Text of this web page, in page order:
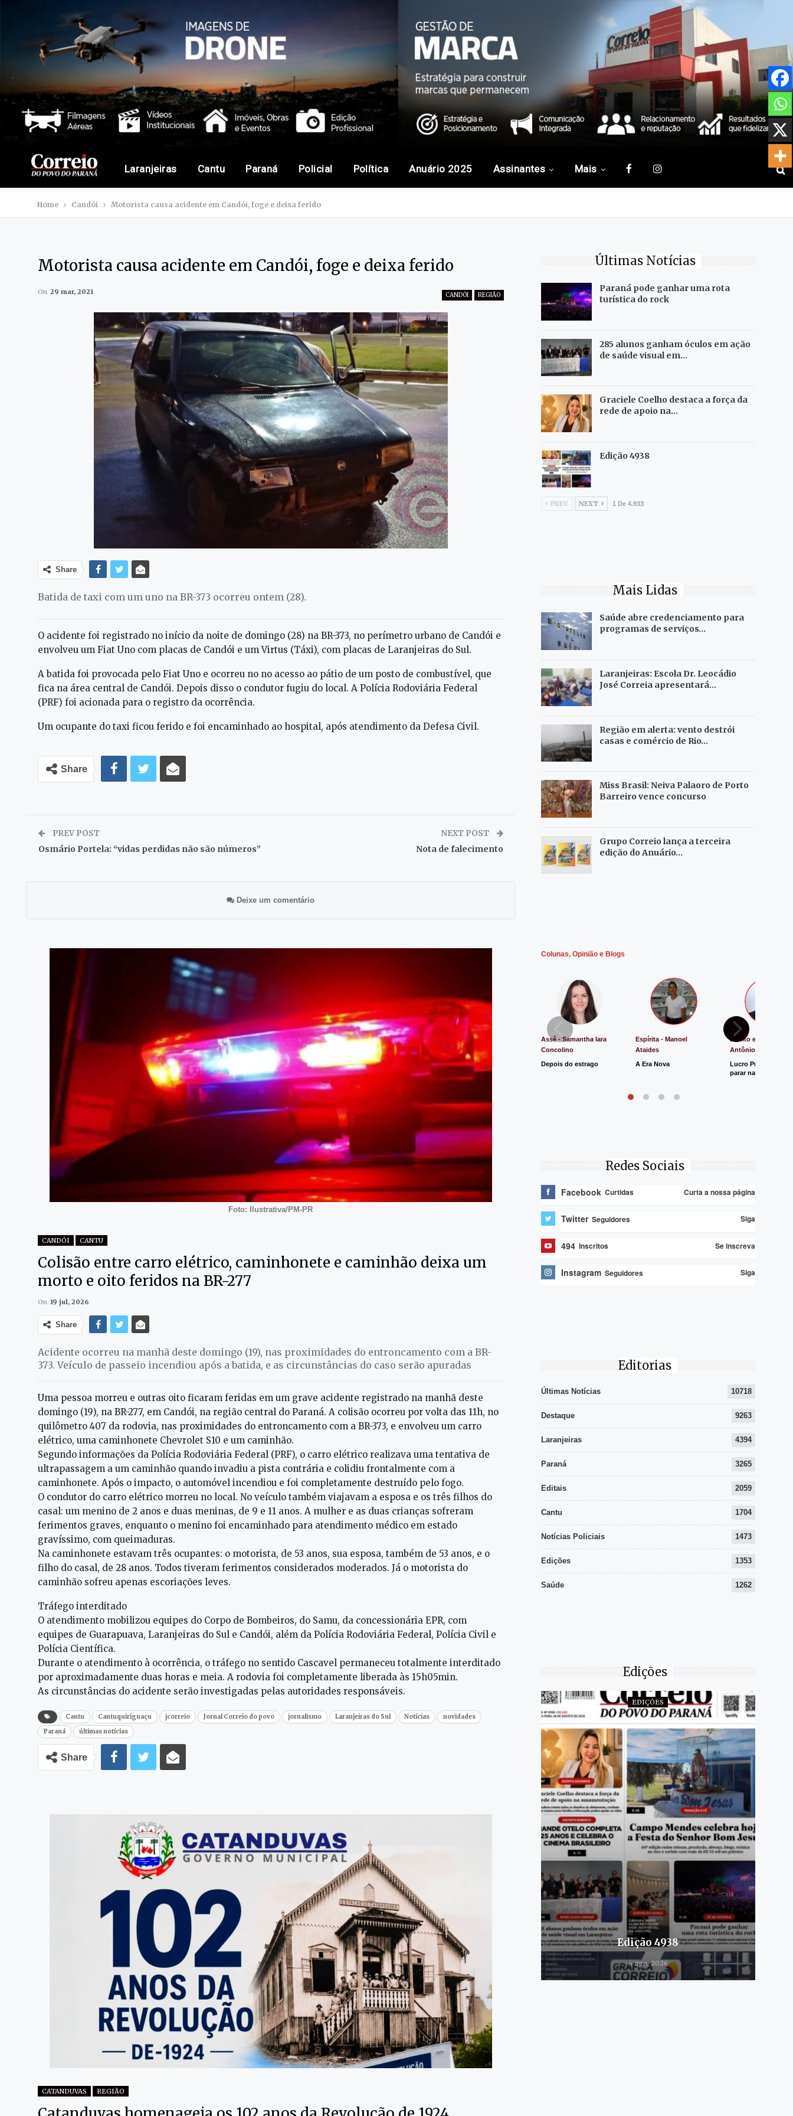
Laranjeiras Cantu Paraná Policial Política Anuário 2025 Assinantes Mais
Home Candói Motorista causa acidente em Candói, foge e deixa ferido
Motorista causa acidente em Candói, foge e deixa ferido
CANDÓI REGIÃO
On 29 mar, 2021
Share
Batida de taxi com um uno na BR-373 ocorreu ontem (28).
O acidente foi registrado no início da noite de domingo (28) na BR-373, no perímetro urbano de Candói e
envolveu um Fiat Uno com placas de Candói e um Virtus (Táxi), com placas de Laranjeiras do Sul.
A batida foi provocada pelo Fiat Uno e ocorreu no no acesso ao pátio de um posto de combustível, que
fica na área central de Candói. Depois disso o condutor fugiu do local. A Polícia Rodoviária Federal
(PRF) foi acionada para o registro da ocorrência.
Um ocupante do taxi ficou ferido e foi encaminhado ao hospital, após atendimento da Defesa Civil.
Share
PREV POST
Osmário Portela: “vidas perdidas não são números”
NEXT POST
Nota de falecimento
Deixe um comentário
Foto: Ilustrativa/PM-PR
CANDÓI CANTU
Colisão entre carro elétrico, caminhonete e caminhão deixa um
morto e oito feridos na BR-277
On 19 jul, 2026
Share
Acidente ocorreu na manhã deste domingo (19), nas proximidades do entroncamento com a BR-
373. Veículo de passeio incendiou após a batida, e as circunstâncias do caso serão apuradas
Uma pessoa morreu e outras oito ficaram feridas em um grave acidente registrado na manhã deste
domingo (19), na BR-277, em Candói, na região central do Paraná. A colisão ocorreu por volta das 11h, no
quilômetro 407 da rodovia, nas proximidades do entroncamento com a BR-373, e envolveu um carro
elétrico, uma caminhonete Chevrolet S10 e um caminhão.
Segundo informações da Polícia Rodoviária Federal (PRF), o carro elétrico realizava uma tentativa de
ultrapassagem a um caminhão quando invadiu a pista contrária e colidiu frontalmente com a
caminhonete. Após o impacto, o automóvel incendiou e foi completamente destruído pelo fogo.
O condutor do carro elétrico morreu no local. No veículo também viajavam a esposa e os três filhos do
casal: um menino de 2 anos e duas meninas, de 9 e 11 anos. A mulher e as duas crianças sofreram
ferimentos graves, enquanto o menino foi encaminhado para atendimento médico em estado
gravíssimo, com queimaduras.
Na caminhonete estavam três ocupantes: o motorista, de 53 anos, sua esposa, também de 53 anos, e o
filho do casal, de 28 anos. Todos tiveram ferimentos considerados moderados. Já o motorista do
caminhão sofreu apenas escoriações leves.
Tráfego interditado
O atendimento mobilizou equipes do Corpo de Bombeiros, do Samu, da concessionária EPR, com
equipes de Guarapuava, Laranjeiras do Sul e Candói, além da Polícia Rodoviária Federal, Polícia Civil e
Polícia Científica.
Durante o atendimento à ocorrência, o tráfego no sentido Cascavel permaneceu totalmente interditado
por aproximadamente duas horas e meia. A rodovia foi completamente liberada às 15h05min.
As circunstâncias do acidente serão investigadas pelas autoridades responsáveis.
Cantu Cantuquiriguaçu jcorreio Jornal Correio do povo jornalismo Laranjeiras do Sul Notícias
novidades
Paraná
últimas notícias
Share
CATANDUVAS REGIÃO
Últimas Notícias
Paraná pode ganhar uma rota
turística do rock
285 alunos ganham óculos em ação
de saúde visual em…
Graciele Coelho destaca a força da
rede de apoio na…
Edição 4938
PREV NEXT 1 De 4.933
Mais Lidas
Saúde abre credenciamento para
programas de serviços…
Laranjeiras: Escola Dr. Leocádio
José Correia apresentará…
Região em alerta: vento destrói
casas e comércio de Rio…
Miss Brasil: Neiva Palaoro de Porto
Barreiro vence concurso
Grupo Correio lança a terceira
edição do Anuário…
Colunas, Opinião e Blogs
Assê - Samantha Iara
Concolino
Depois do estrago
Espírita - Manoel
Ataides
A Era Nova
Direito e Justiça -
Antônio de Souza
Lucro Presumido
parar na Justiça
Redes Sociais
Facebook Curtidas Curta a nossa página
Twitter Seguidores Siga
494 Inscritos Se inscreva
Instagram Seguidores Siga
Editorias
Últimas Notícias 10718
Destaque 9263
Laranjeiras 4394
Paraná 3265
Editais 2059
Cantu 1704
Notícias Policiais 1473
Edições 1353
Saúde 1262
Edições
EDIÇÕES
Edição 4938
6 ago, 2026